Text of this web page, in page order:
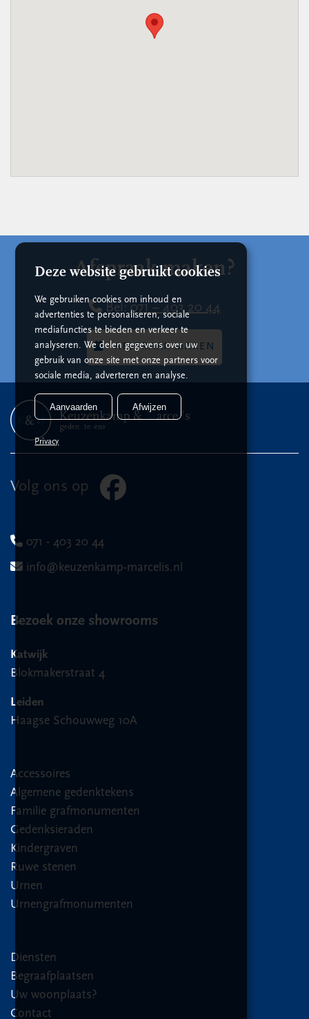
Afspraak maken?
Bel: 071 – 403 20 44
AFSPRAAK MAKEN
Volg ons op
071 - 403 20 44
info@keuzenkamp-marcelis.nl
Bezoek onze showrooms
Katwijk
Blokmakerstraat 4
Leiden
Haagse Schouwweg 10A
Accessoires
Algemene gedenktekens
Familie grafmonumenten
Gedenksieraden
Kindergraven
Ruwe stenen
Urnen
Urnengrafmonumenten
Diensten
Begraafplaatsen
Uw woonplaats?
Contact
Deze website gebruikt cookies
We gebruiken cookies om inhoud en
advertenties te personaliseren, sociale
mediafuncties te bieden en verkeer te
analyseren. We delen gegevens over uw
gebruik van onze site met onze partners voor
sociale media, adverteren en analyse.
Aanvaarden Afwijzen
Privacy